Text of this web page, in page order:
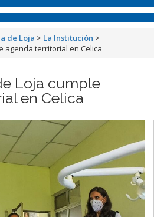
de Loja > La Institución >
agenda territorial en Celica
Loja cumple
en Celica